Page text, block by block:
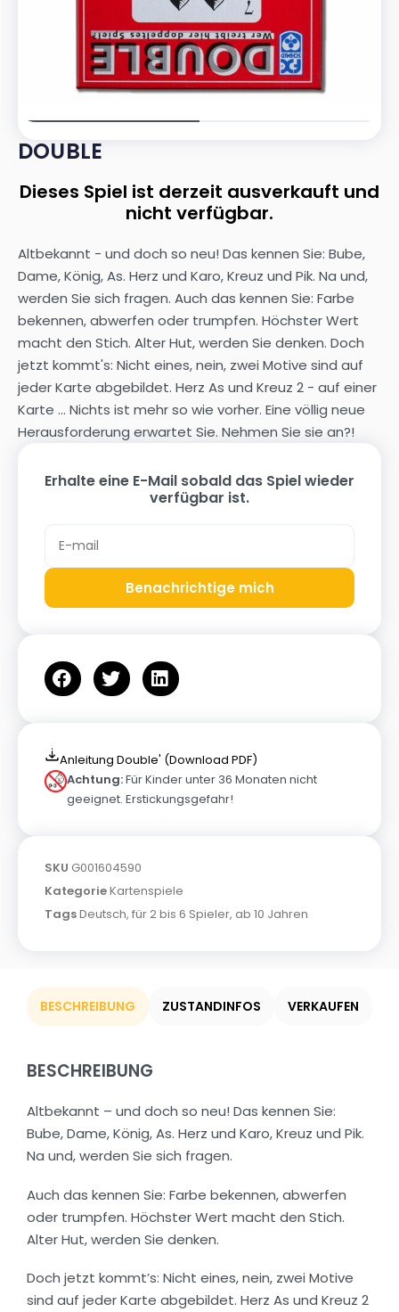
DOUBLE
Dieses Spiel ist derzeit ausverkauft und
nicht verfügbar.
Altbekannt - und doch so neu! Das kennen Sie: Bube,
Dame, König, As. Herz und Karo, Kreuz und Pik. Na und,
werden Sie sich fragen. Auch das kennen Sie: Farbe
bekennen, abwerfen oder trumpfen. Höchster Wert
macht den Stich. Alter Hut, werden Sie denken. Doch
jetzt kommt's: Nicht eines, nein, zwei Motive sind auf
jeder Karte abgebildet. Herz As und Kreuz 2 - auf einer
Karte ... Nichts ist mehr so wie vorher. Eine völlig neue
Herausforderung erwartet Sie. Nehmen Sie sie an?!
Erhalte eine E-Mail sobald das Spiel wieder
verfügbar ist.
Benachrichtige mich
Anleitung Double' (Download PDF)
Achtung:Für Kinder unter 36 Monaten nicht
geeignet. Erstickungsgefahr!
SKU G001604590
KategorieKartenspiele
TagsDeutsch, für 2 bis 6 Spieler, ab 10 Jahren
BESCHREIBUNG ZUSTANDINFOS VERKAUFEN
BESCHREIBUNG
Altbekannt – und doch so neu! Das kennen Sie:
Bube, Dame, König, As. Herz und Karo, Kreuz und Pik.
Na und, werden Sie sich fragen.
Auch das kennen Sie: Farbe bekennen, abwerfen
oder trumpfen. Höchster Wert macht den Stich.
Alter Hut, werden Sie denken.
Doch jetzt kommt’s: Nicht eines, nein, zwei Motive
sind auf jeder Karte abgebildet. Herz As und Kreuz 2